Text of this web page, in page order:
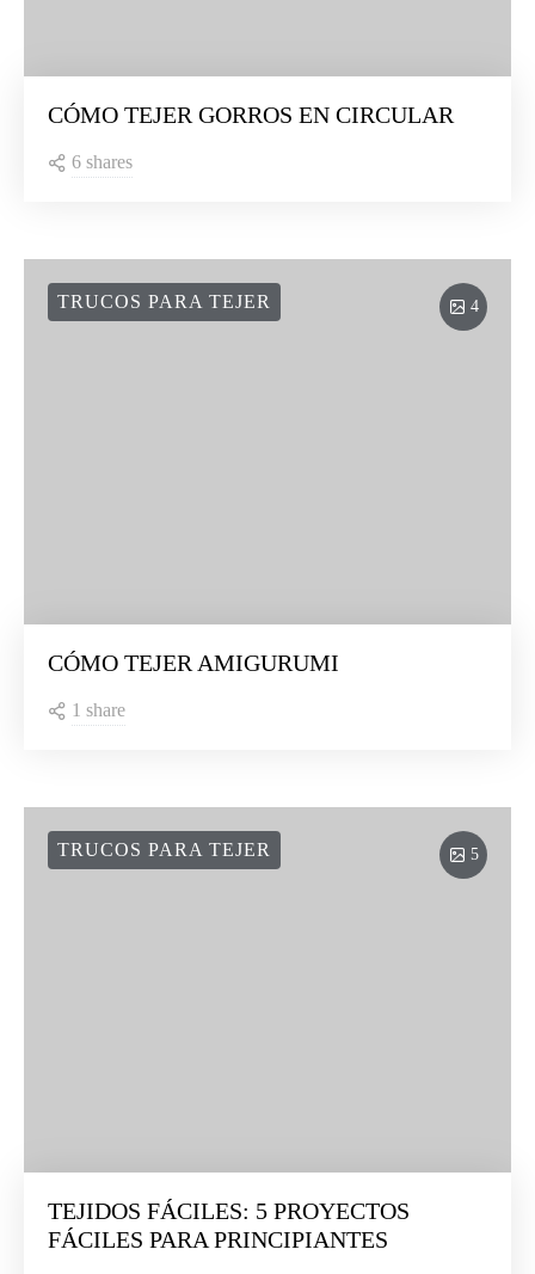
CÓMO TEJER GORROS EN CIRCULAR
6 shares
4
TRUCOS PARA TEJER
CÓMO TEJER AMIGURUMI
1 share
5
TRUCOS PARA TEJER
TEJIDOS FÁCILES: 5 PROYECTOS
FÁCILES PARA PRINCIPIANTES